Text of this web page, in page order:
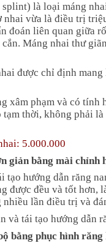
là loại máng
nhai vừa là điều trị
đoán liên quan giữa
Máng nhai thư
được chỉ định
xâm phạm và có tính
tạm thời, không phải
5.000.000
giản bằng mài chỉnh
tạo hướng dẫn răng
được đều và tốt hơn,
lần điều trị và
và tái tạo hướng dẫn
bằng phục hình